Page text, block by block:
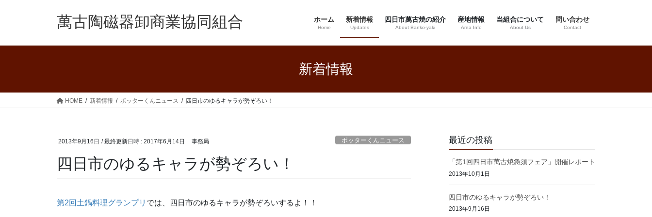
萬古陶磁器卸商業協同組合 ホーム
Home
新着情報
Updates
四日市萬古焼の紹介
About Banko-yaki
産地情報
Area Info
当組合について
About Us
問い合わせ
Contact
新着情報
HOME 新着情報 ポッターくんニュース 四日市のゆるキャラが勢ぞろい！
2013年9月16日 / 最終更新日時 : 2017年6月14日 事務局 ポッターくんニュース
四日市のゆるキャラが勢ぞろい！
第2回土鍋料理グランプリ では、四日市のゆるキャラが勢ぞろいするよ！！
最近の投稿
「第1回四日市萬古焼急須フェア」開催レポート
2013年10月1日
四日市のゆるキャラが勢ぞろい！
2013年9月16日